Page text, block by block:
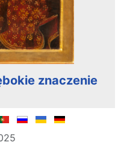
znaczenie